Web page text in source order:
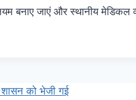
बनाए जाएं और स्थानीय मेडिकल